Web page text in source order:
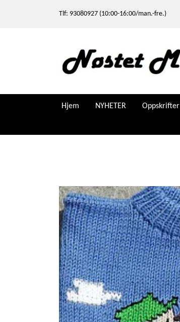
Tlf: 93080927 (10:00-16:00/man.-fre.)
Hjem NYHETER Oppskrifter